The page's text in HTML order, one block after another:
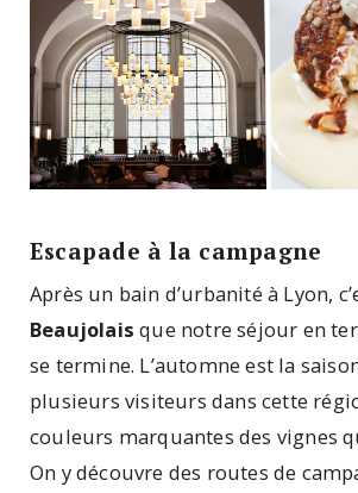
Escapade à la campagne
Après un bain d’urbanité à Lyon,
Beaujolais que notre séjour en
se termine. L’automne est la
plusieurs visiteurs dans cette
couleurs marquantes des vignes
On y découvre des routes de